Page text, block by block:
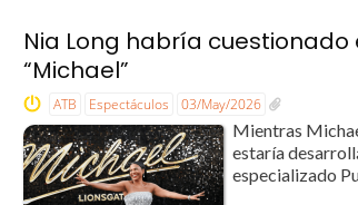
Nia Long habría
“Michael”
ATB Espectáculos 03/May/2026
Mientras
estaría
especializado